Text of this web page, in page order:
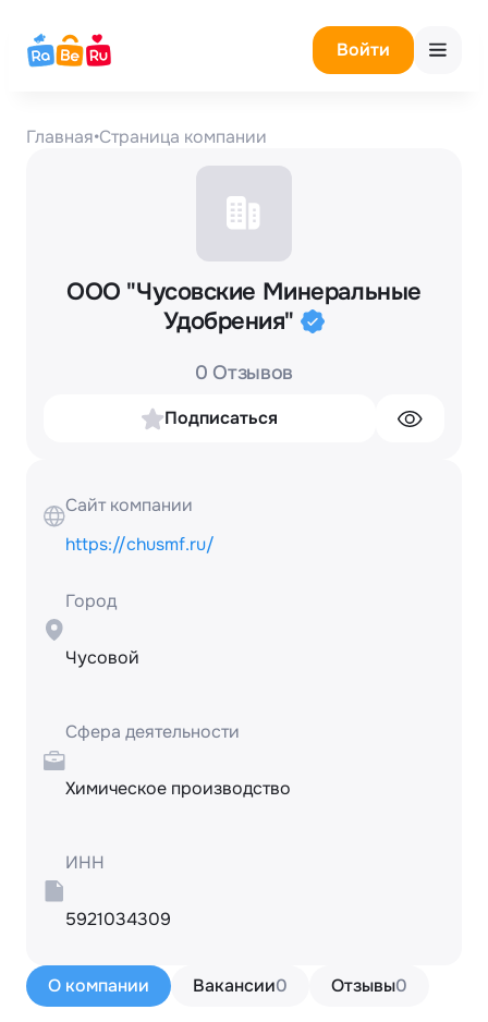
Войти
Главная•Страница компании
ООО "Чусовские Минеральные
Удобрения"
0 Отзывов
Подписаться
О компании Вакансии0 Отзывы0
Сайт компании
https://chusmf.ru/
Город
Чусовой
Сфера деятельности
Химическое производство
ИНН
5921034309